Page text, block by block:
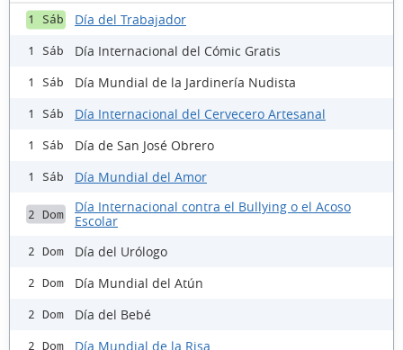
1 Sáb Día del Trabajador
1 Sáb Día Internacional del Cómic Gratis
1 Sáb Día Mundial de la Jardinería Nudista
1 Sáb Día Internacional del Cervecero Artesanal
1 Sáb Día de San José Obrero
1 Sáb Día Mundial del Amor
2 Dom
Día Internacional contra el Bullying o el Acoso
Escolar
2 Dom Día del Urólogo
2 Dom Día Mundial del Atún
2 Dom Día del Bebé
2 Dom Día Mundial de la Risa